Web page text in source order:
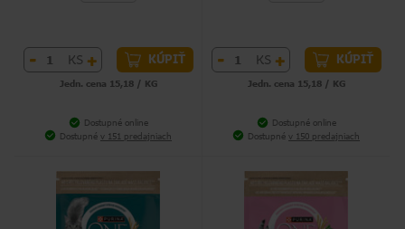
- KS + KÚPIŤ
Jedn. cena 15,18 / KG
Dostupné online
Dostupné v 151 predajniach
- KS + KÚPIŤ
Jedn. cena 15,18 / KG
Dostupné online
Dostupné v 150 predajniach